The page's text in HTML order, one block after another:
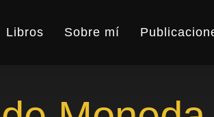
Libros Sobre mí